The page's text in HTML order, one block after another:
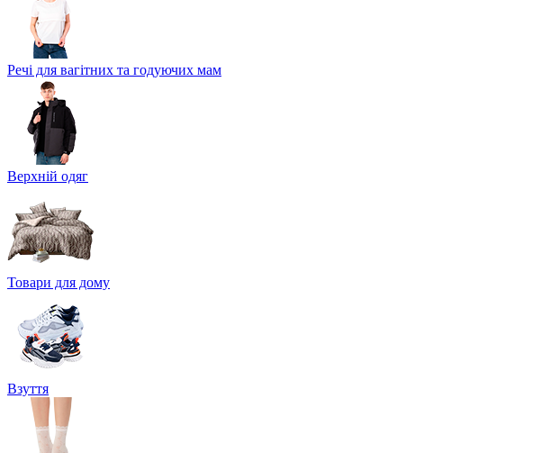
Речі для вагітних та годуючих мам
Верхній одяг
Товари для дому
Взуття